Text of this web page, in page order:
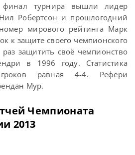
турнира вышли лидер
Робертсон и прошлогодний
мирового рейтинга Марк
к защите своего чемпионского
защитить своё чемпионство
в 1996 году. Статистика
равная 4-4. Рефери
Мур.
Чемпионата
2013